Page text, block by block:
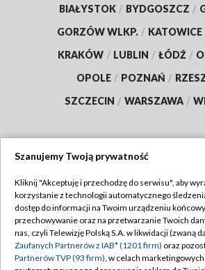
BIAŁYSTOK / BYDGOSZCZ /
GORZÓW WLKP. / KATOWICE
KRAKÓW / LUBLIN / ŁÓDŹ /
OPOLE / POZNAŃ /
SZCZECIN / WARSZAWA /
TVP
Abonament TVP
Emisja w TVP
Centrum informacji TVP
Regulamin TVP
Polityka
Szanujemy Twoją prywatność
Kliknij "Akceptuję i przechodzę do serwisu", aby
korzystanie z technologii automatycznego
dostęp do informacji na Twoim urządzeniu
przechowywanie oraz na przetwarzanie Twoich
nas, czyli Telewizję Polską S.A. w likwidacji (zwaną
Zaufanych Partnerów z IAB* (1201 firm) oraz
Partnerów TVP (93 firm), w celach